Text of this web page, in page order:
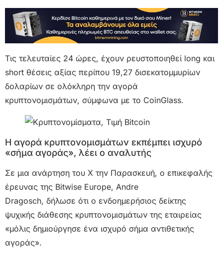
Τις τελευταίες 24 ώρες, έχουν ρευστοποιηθεί long και
short θέσεις αξίας περίπου 19,27 δισεκατομμυρίων
δολαρίων σε ολόκληρη την αγορά
κρυπτονομισμάτων, σύμφωνα με το CoinGlass.
Η αγορά κρυπτονομισμάτων εκπέμπει ισχυρό
«σήμα αγοράς», λέει ο αναλυτής
Σε μια ανάρτηση του X την Παρασκευή, ο επικεφαλής
έρευνας της Bitwise Europe, Andre
Dragosch, δήλωσε ότι ο ενδοημερήσιος δείκτης
ψυχικής διάθεσης κρυπτονομισμάτων της εταιρείας
«μόλις δημιούργησε ένα ισχυρό σήμα αντιθετικής
αγοράς».